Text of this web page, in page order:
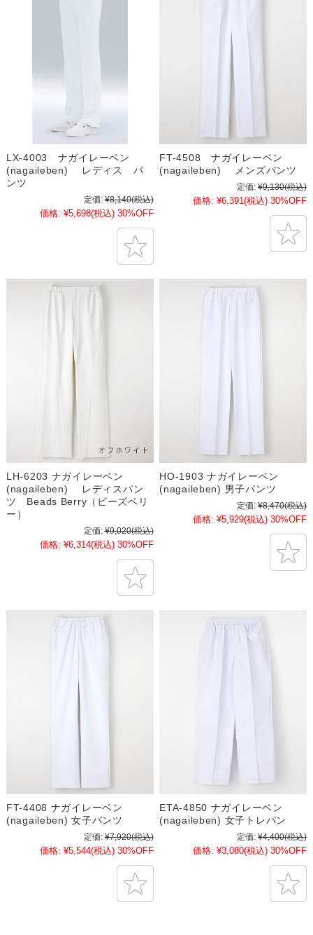
LX-4003 ナガイレーベン
(nagaileben) レディス パ
ンツ
定価: ¥8,140(税込)
価格: ¥5,698(税込) 30%OFF
FT-4508 ナガイレーベン
(nagaileben) メンズパンツ
定価: ¥9,130(税込)
価格: ¥6,391(税込) 30%OFF
LH-6203 ナガイレーベン
(nagaileben) レディスパン
ツ Beads Berry（ビーズベリ
ー）
定価: ¥9,020(税込)
価格: ¥6,314(税込) 30%OFF
HO-1903 ナガイレーベン
(nagaileben) 男子パンツ
定価: ¥8,470(税込)
価格: ¥5,929(税込) 30%OFF
FT-4408 ナガイレーベン
(nagaileben) 女子パンツ
定価: ¥7,920(税込)
価格: ¥5,544(税込) 30%OFF
ETA-4850 ナガイレーベン
(nagaileben) 女子トレパン
定価: ¥4,400(税込)
価格: ¥3,080(税込) 30%OFF